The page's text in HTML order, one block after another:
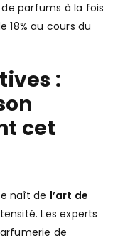
parfums à la fois
18% au cours du
:
cet
naît de l’art de
Les experts
de